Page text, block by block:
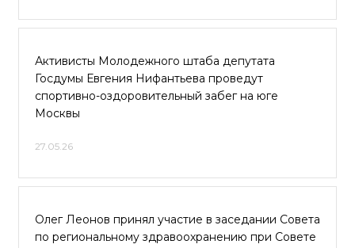
Активисты Молодежного штаба депутата
Госдумы Евгения Нифантьева проведут
спортивно-оздоровительный забег на юге
Москвы
27.05.26
Олег Леонов принял участие в заседании Совета
по региональному здравоохранению при Совете